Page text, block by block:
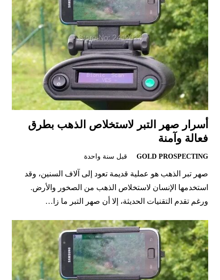
أسرار صهر التبر لاستخلاص الذهب بطرق
فعالة وآمنة
GOLD PROSPECTING قبل سنة واحدة
صهر تبر الذهب هو عملية قديمة تعود إلى آلاف السنين، وقد
استخدمها الإنسان لاستخلاص الذهب من الصخور والأرض.
ورغم تقدم التقنيات الحديثة، إلا أن صهر التبر ما زا…